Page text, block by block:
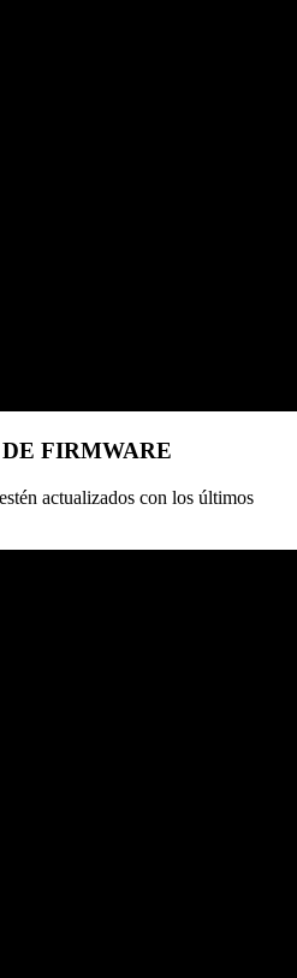
FIRMWARE
actualizados con los últimos